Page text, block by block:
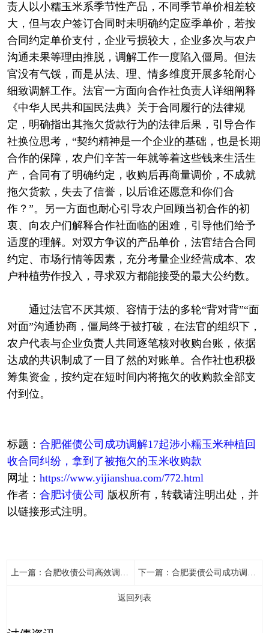
责人以小糯玉米系季节性产品，不同季节单价相差较
大，但与农户签订合同时未明确约定应季单价，若按
合同约定单价支付，企业亏损较大，企业多次与农户
沟通未果等理由推脱，调解工作一度陷入僵局。但法
官没有气馁，而是从法、理、情多维度开展多轮耐心
细致调解工作。法官一方面向合作社负责人详细阐释
《中华人民共和国民法典》关于合同履行的法律规
定，明确指出其拖欠货款行为的法律后果，引导合作
社换位思考，“契约精神是一个企业的基础，也是长期
合作的保障，农户们辛苦一年就等着这些钱来生活生
产，合同有了明确约定，收购后再商量调价，不成就
拖欠货款，失去了信誉，以后谁还愿意和你们合
作？”。另一方面也耐心引导农户回顾当初合作的初
衷、向农户们解释合作社面临的困难，引导他们给予
适度的理解。对双方争议的产品单价，法官结合合同
约定、市场行情等因素，充分考量企业经营成本、农
户种植劳作投入，寻求双方都能接受的最大公约数。
通过法官不厌其烦、容情于法的多轮“背对背”“面
对面”沟通协商，僵局终于被打破，在法官的组织下，
农户代表与企业负责人共同逐笔核对收购台账，依据
达成的共识制成了一目了然的对账单。合作社也积极
筹集资金，按约定在短时间内将拖欠的收购款全部支
付到位。
标题： 合肥催债公司成功调解17起涉小糯玉米种植回
收合同纠纷，拿到了被拖欠的玉米收购款
网址： https://www.yijianshua.com/772.html
作者： 合肥讨债公司 版权所有，转载请注明出处，并
以链接形式注明。
上一篇： 合肥收债公司高效调处劳务矛盾，某建筑公司现场将3万元保证金全额退还给马某 下一篇： 合肥要债公司成功调解一起民间借贷纠纷案件，通过法理释明、情理疏导促成双方当庭和解，被告当场足额兑付欠款
返回列表